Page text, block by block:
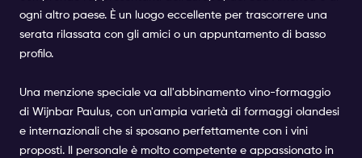
ogni altro paese. È un luogo eccellente per trascorrere una
serata rilassata con gli amici o un appuntamento di basso
profilo.
Una menzione speciale va all'abbinamento vino-formaggio
di Wijnbar Paulus, con un'ampia varietà di formaggi olandesi
e internazionali che si sposano perfettamente con i vini
proposti. Il personale è molto competente e appassionato in